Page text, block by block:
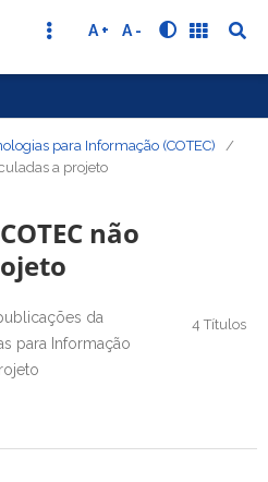
A + A -
para Informação (COTEC)
/
a projeto
não
4 Títulos
da
para Informação